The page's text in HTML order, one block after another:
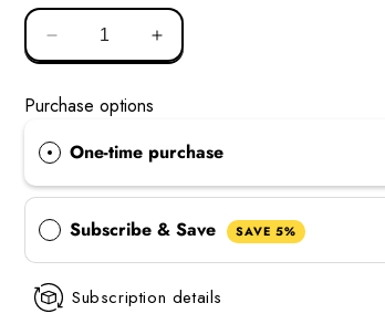
Menge
für
Kokosnusswasser
verringern
Menge
für
Purchase options
One-time purchase
Subscribe & Save SAVE 5%
Subscription details